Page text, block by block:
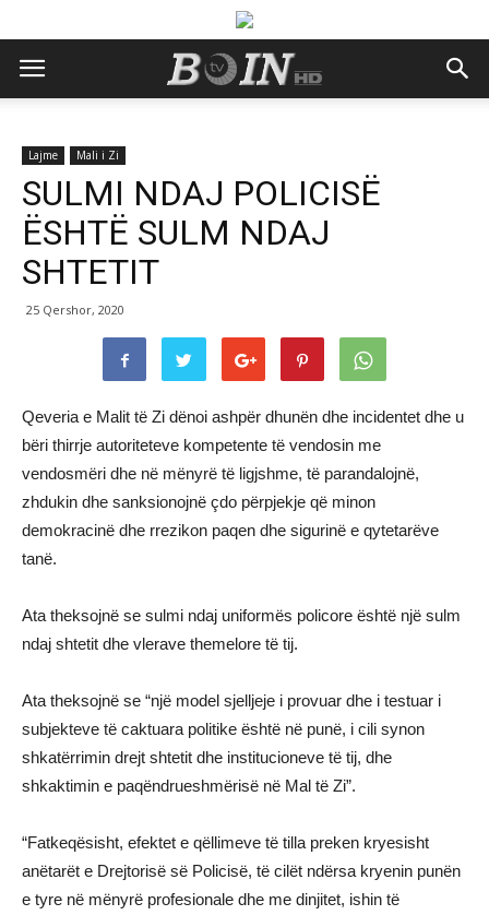
Lajme Mali i Zi
SULMI NDAJ POLICISË
ËSHTË SULM NDAJ
SHTETIT
25 Qershor, 2020
Qeveria e Malit të Zi dënoi ashpër dhunën dhe incidentet dhe u
bëri thirrje autoriteteve kompetente të vendosin me
vendosmëri dhe në mënyrë të ligjshme, të parandalojnë,
zhdukin dhe sanksionojnë çdo përpjekje që minon
demokracinë dhe rrezikon paqen dhe sigurinë e qytetarëve
tanë.
Ata theksojnë se sulmi ndaj uniformës policore është një sulm
ndaj shtetit dhe vlerave themelore të tij.
Ata theksojnë se “një model sjelljeje i provuar dhe i testuar i
subjekteve të caktuara politike është në punë, i cili synon
shkatërrimin drejt shtetit dhe institucioneve të tij, dhe
shkaktimin e paqëndrueshmërisë në Mal të Zi”.
“Fatkeqësisht, efektet e qëllimeve të tilla preken kryesisht
anëtarët e Drejtorisë së Policisë, të cilët ndërsa kryenin punën
e tyre në mënyrë profesionale dhe me dinjitet, ishin të